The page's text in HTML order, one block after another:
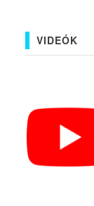
VIDEÓK